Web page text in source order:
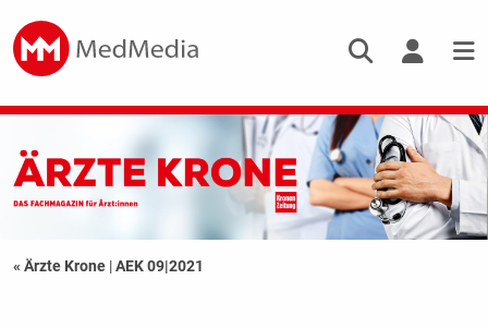
« Ärzte Krone |AEK 09|2021